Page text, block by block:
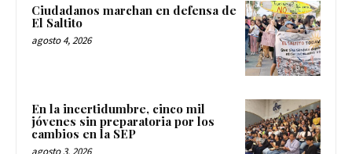
Ciudadanos marchan en defensa de
El Saltito
agosto 4, 2026
En la incertidumbre, cinco mil
jóvenes sin preparatoria por los
cambios en la SEP
agosto 3, 2026